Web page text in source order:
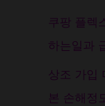
쿠팡 플렉
하는일과
상조 가입
본 손해정